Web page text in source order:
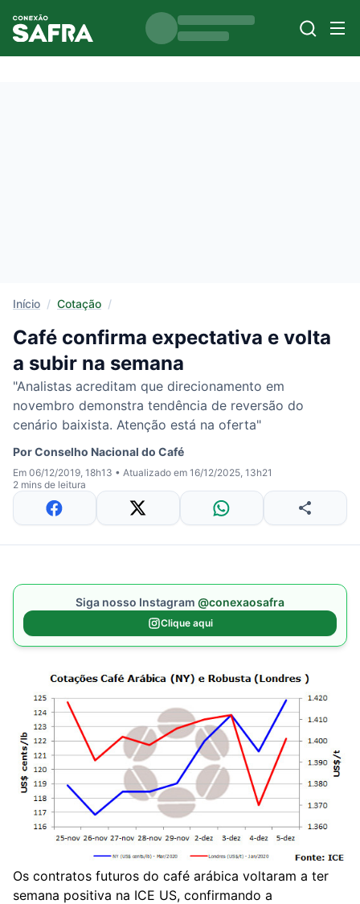
Início / Cotação /
Café confirma expectativa e volta
a subir na semana
"Analistas acreditam que direcionamento em
novembro demonstra tendência de reversão do
cenário baixista. Atenção está na oferta"
PorConselho Nacional do Café
Em 06/12/2019, 18h13 • Atualizado em 16/12/2025, 13h21
2 mins de leitura
Siga nosso Instagram @conexaosafra
Clique aqui
Os contratos futuros do café arábica voltaram a ter
semana positiva na ICE US, confirmando a